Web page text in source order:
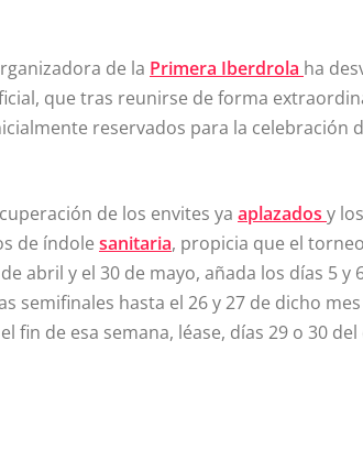
de la Primera Iberdrola ha
que tras reunirse de forma
reservados para la celebración
de los envites ya aplazados y
de índole sanitaria, propicia que el
abril y el 30 de mayo, añada los días 5 y
semifinales hasta el 26 y 27 de dicho
de esa semana, léase, días 29 o 30